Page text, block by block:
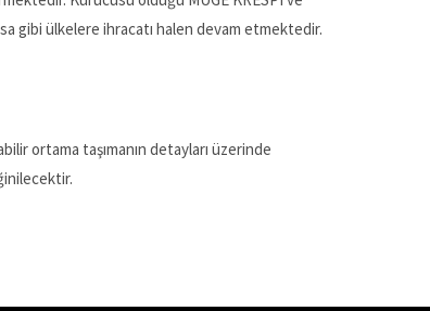
gibi ülkelere ihracatı halen devam etmektedir.
ortama taşımanın detayları üzerinde